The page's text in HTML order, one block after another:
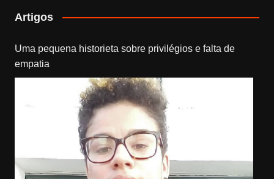
Artigos
Uma pequena historieta sobre privilégios e falta de
empatia